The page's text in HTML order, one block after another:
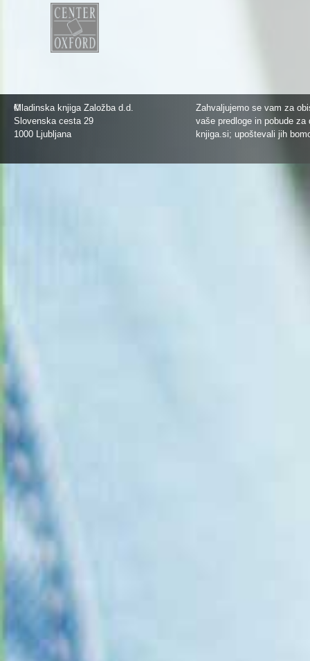
©
Mladinska knjiga Založba d.d.
Slovenska cesta 29
1000 Ljubljana
Zahvaljujemo se vam za
vaše predloge in pobude
knjiga.si; upoštevali jih